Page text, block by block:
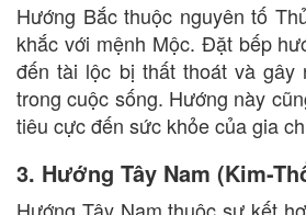
Hướng Bắc thuộc nguyên tố
khắc với mệnh Mộc. Đặt bếp
đến tài lộc bị thất thoát và gây
trong cuộc sống. Hướng này
tiêu cực đến sức khỏe của gia
3. Hướng Tây Nam (Kim-